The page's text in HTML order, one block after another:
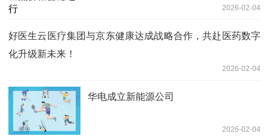
2026-02-04
好医生云医疗集团与京东健康达成战略合作，共赴医药数字
化升级新未来！
2026-02-04
华电成立新能源公司
2026-02-04